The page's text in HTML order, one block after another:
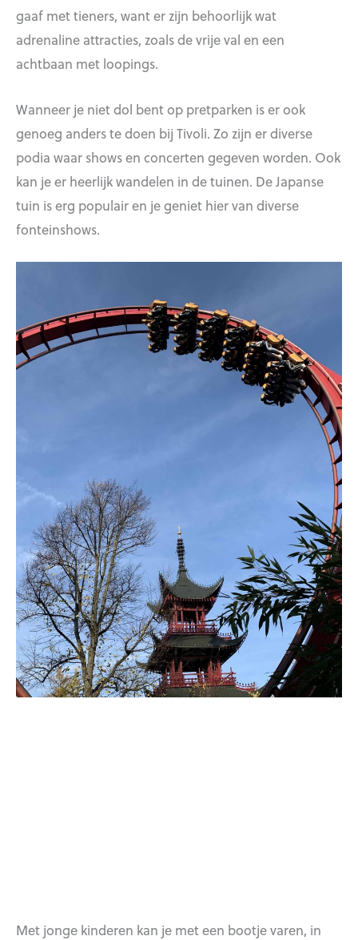
gaaf met tieners, want er zijn behoorlijk wat
adrenaline attracties, zoals de vrije val en een
achtbaan met loopings.
Wanneer je niet dol bent op pretparken is er ook
genoeg anders te doen bij Tivoli. Zo zijn er diverse
podia waar shows en concerten gegeven worden. Ook
kan je er heerlijk wandelen in de tuinen. De Japanse
tuin is erg populair en je geniet hier van diverse
fonteinshows.
Met jonge kinderen kan je met een bootje varen, in